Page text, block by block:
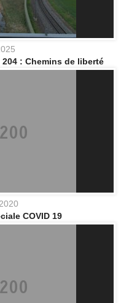
: Chemins de liberté
COVID 19